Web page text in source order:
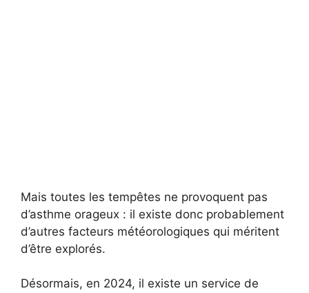
Mais toutes les tempêtes ne provoquent pas
d’asthme orageux : il existe donc probablement
d’autres facteurs météorologiques qui méritent
d’être explorés.
Désormais, en 2024, il existe un service de